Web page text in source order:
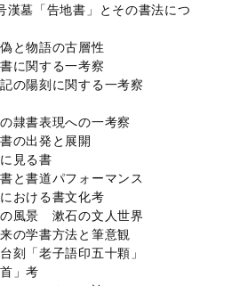
墓「告地書」とその書法につ
と物語の古層性
に関する一考察
陽刻に関する一考察
書表現への一考察
の出発と展開
見る書
書道パフォーマンス
おける書文化考
風景 漱石の文人世界
学書方法と筆意観
「老子語印五十顆」
」考